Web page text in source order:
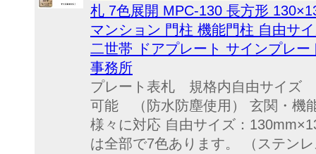
札 7色展開 MPC-130 長方形
マンション 門柱 機能門柱 自由サ
二世帯 ドアプレート サインプレ
事務所
プレート表札 規格内自由サイズ
可能 （防水防塵使用） 玄関・機
様々に対応 自由サイズ：
は全部で7色あります。 （ステン